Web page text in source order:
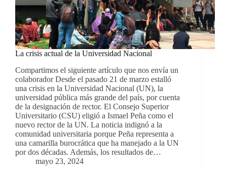
La crisis actual de la Universidad Nacional
Compartimos el siguiente artículo que nos envía un
colaborador Desde el pasado 21 de marzo estalló
una crisis en la Universidad Nacional (UN), la
universidad pública más grande del país, por cuenta
de la designación de rector. El Consejo Superior
Universitario (CSU) eligió a Ismael Peña como el
nuevo rector de la UN. La noticia indignó a la
comunidad universitaria porque Peña representa a
una camarilla burocrática que ha manejado a la UN
por dos décadas. Además, los resultados de…
mayo 23, 2024